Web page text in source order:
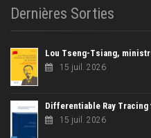
Dernières Sorties
Lou Tseng-Tsiang,
15 juil. 2026
Differentiable Ray
15 juil. 2026